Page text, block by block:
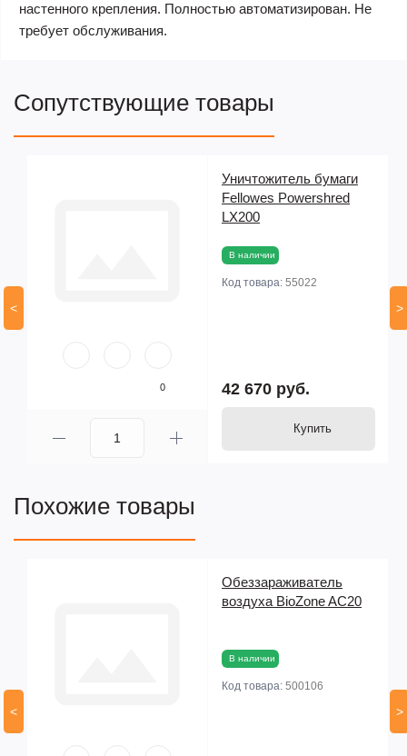
настенного крепления. Полностью автоматизирован. Не
требует обслуживания.
Сопутствующие товары
<
0
Уничтожитель бумаги
Fellowes Powershred
LX200
В наличии
Код товара: 55022
42 670 руб.
Купить
>
Похожие товары
<
Обеззараживатель
воздуха BioZone AC20
В наличии
Код товара: 500106
>